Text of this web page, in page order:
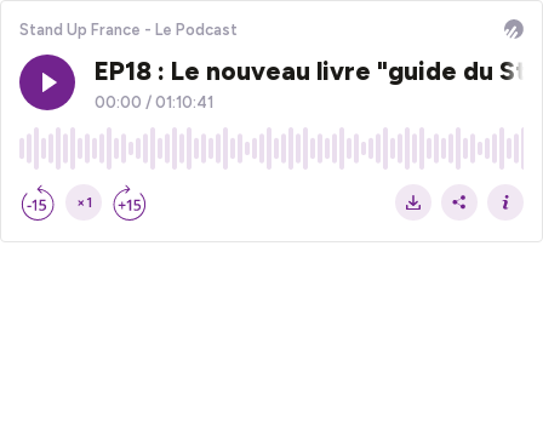
Stand Up France - Le Podcast
EP18 : Le nouveau livre "guide du
00:00 / 01:10:41
×1